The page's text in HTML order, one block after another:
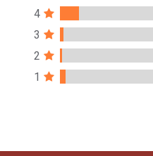
4
3
2
1